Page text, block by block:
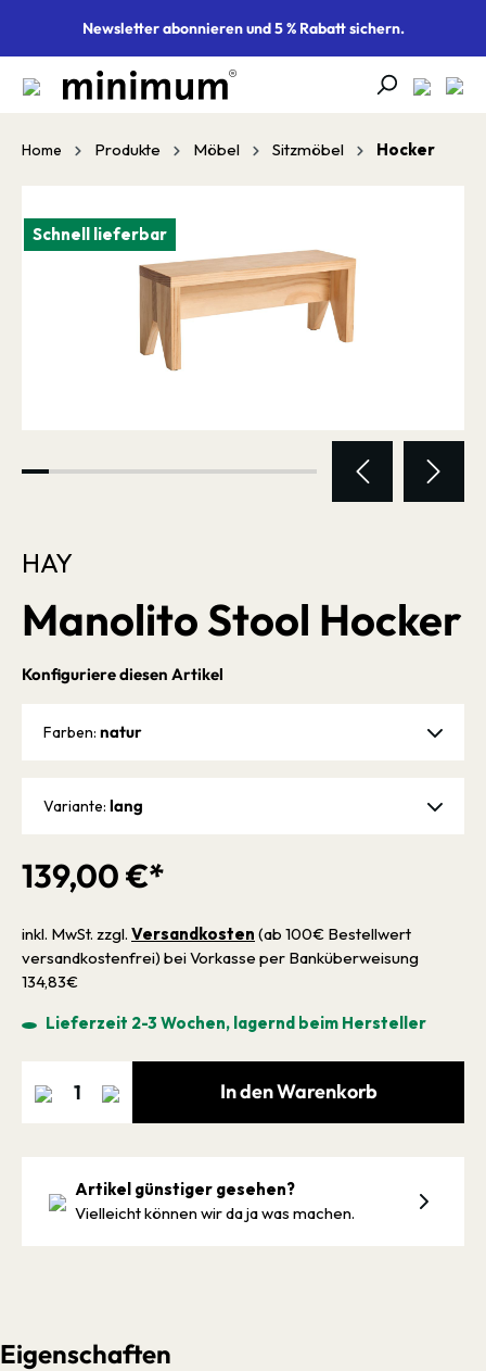
springenNewsletter abonnieren und 5 % Rabatt sichern.
Home Produkte Möbel Sitzmöbel Hocker
Schnell lieferbar
HAY
Manolito Stool Hocker
139,00 €*
inkl. MwSt. zzgl. Versandkosten (ab 100€ Bestellwert
versandkostenfrei) bei Vorkasse per Banküberweisung
134,83€
Lieferzeit 2-3 Wochen, lagernd beim Hersteller
Konfiguriere diesen Artikel
Farben: natur
Variante: lang
In den Warenkorb
Artikel günstiger gesehen?
Vielleicht können wir da ja was machen.
Eigenschaften